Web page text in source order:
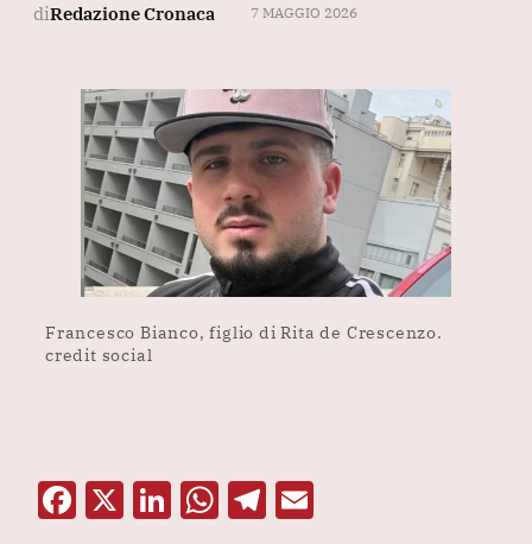
diRedazione Cronaca 7 MAGGIO 2026
Francesco Bianco, figlio di Rita de Crescenzo.
credit social
F X Li W T